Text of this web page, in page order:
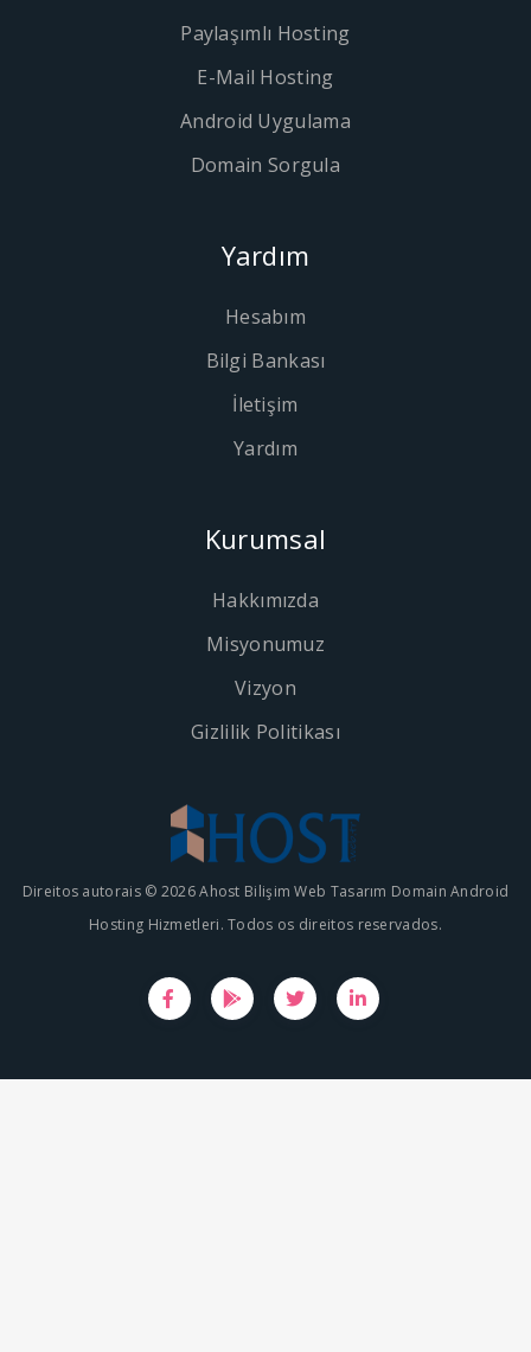
Paylaşımlı Hosting
E-Mail Hosting
Android Uygulama
Domain Sorgula
Yardım
Hesabım
Bilgi Bankası
İletişim
Yardım
Kurumsal
Hakkımızda
Misyonumuz
Vizyon
Gizlilik Politikası
Direitos autorais © 2026 Ahost Bilişim Web Tasarım Domain Android
Hosting Hizmetleri. Todos os direitos reservados.